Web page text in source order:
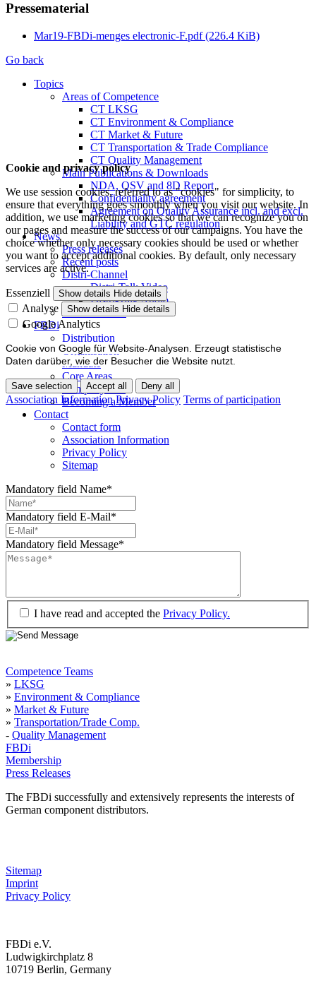
Pressematerial
Mar19-FBDi-menges electronic-F.pdf(226.4 KiB)
Go back
Topics
Areas of Competence
CT LKSG
CT Environment & Compliance
CT Market & Future
CT Transportation & Trade Compliance
CT Quality Management
Main Publications & Downloads
NDA, QSV and 8D Report
Confidentiality agreement
Agreement on Quality Assurance incl. and excl.
Liability and GTC regulation
News
Press releases
Recent posts
Distri-Channel
Distri-Talk Video
Distri-Talk Audio
Events / Dates
FBDi
Distribution
Organisation
Mandate
Core Areas
Company lists
Becoming a Member
Contact
Contact form
Association Information
Privacy Policy
Sitemap
Mandatory field Name*
Mandatory field E-Mail*
Mandatory field Message*
I have read and accepted the Privacy Policy.
Competence Teams
» LKSG
» Environment & Compliance
» Market & Future
» Transportation/Trade Comp.
- Quality Management
FBDi
Membership
Press Releases
The FBDi successfully and extensively represents the interests of
German component distributors.
Sitemap
Imprint
Privacy Policy
FBDi e.V.
Ludwigkirchplatz 8
10719 Berlin, Germany
Cookie and privacy policy
We use session cookies, referred to as "cookies" for simplicity, to
ensure that everything goes smoothly when you visit our website. In
addition, we use marketing cookies so that we can recognize you on
our pages and measure the success of our campaigns. You have the
choice whether only necessary cookies should be used or whether
you want to accept additional cookies. By default, only necessary
services are active.
Essenziell Show details Hide details
Analyse Show details Hide details
Google Analytics
Cookie von Google für Website-Analysen. Erzeugt statistische
Daten darüber, wie der Besucher die Website nutzt.
Save selection Accept all Deny all
Association Information Privacy Policy Terms of participation